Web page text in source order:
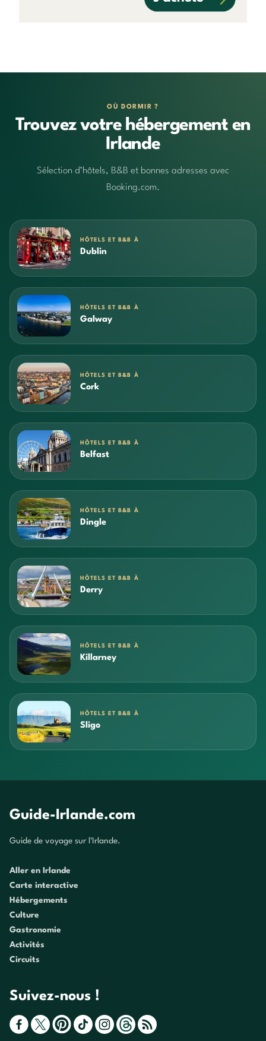
OÙ DORMIR ?
Trouvez votre hébergement en
Irlande
Sélection d’hôtels, B&B et bonnes adresses avec
Booking.com.
HÔTELS ET B&B À
Dublin
HÔTELS ET B&B À
Galway
HÔTELS ET B&B À
Cork
HÔTELS ET B&B À
Belfast
HÔTELS ET B&B À
Dingle
HÔTELS ET B&B À
Derry
HÔTELS ET B&B À
Killarney
HÔTELS ET B&B À
Sligo
Guide-Irlande.com
Guide de voyage sur l'Irlande.
Aller en Irlande
Carte interactive
Hébergements
Culture
Gastronomie
Activités
Circuits
Suivez-nous !